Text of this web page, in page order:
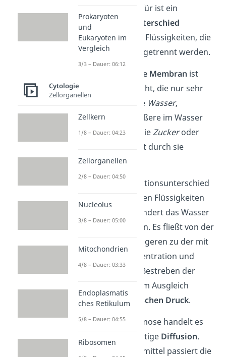
bewegt. Grund dafür ist ein
Konzentrationsunterschied
zwischen den zwei Flüssigkeiten, die
von der Membran getrennt werden.
semipermeable Membran ist
eine spezielle Schicht, die nur sehr
kleine Teilchen, wie Wasser,
hindurchlässt. Größere im Wasser
gelöste Teilchen, wieZuckeroder
, können nicht durch sie
hindurch.
Um den Konzentrationsunterschied
zwischen den beiden Flüssigkeiten
auszugleichen, wandert das Wasser
durch die Membran. Es fließt von der
Seite mit der niedrigeren zu der mit
der höheren Konzentration und
verdünnt sie. Das Bestreben der
Teilchen nach einem Ausgleich
nennst duosmotischen Druck.
Merke:Bei der Osmose handelt es
sich um eine einseitige Diffusion.
Denn das Lösungsmittel passiert die
Prokaryoten
und
Eukaryoten im
Vergleich
3/3 – Dauer: 06:12
Cytologie
Zellorganellen
Zellkern
1/8 – Dauer: 04:23
Zellorganellen
2/8 – Dauer: 04:50
Nucleolus
3/8 – Dauer: 05:00
Mitochondrien
4/8 – Dauer: 03:33
Endoplasmatis
ches Retikulum
5/8 – Dauer: 04:55
Ribosomen